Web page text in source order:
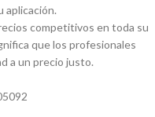
aplicación.
competitivos en toda su
que los profesionales
a un precio justo.